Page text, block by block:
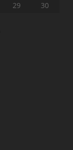
29 30